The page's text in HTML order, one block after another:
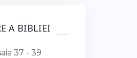
A BIBLIEI
37 - 39